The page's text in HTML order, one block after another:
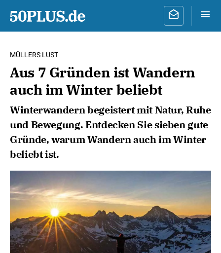
MÜLLERS LUST
Aus 7 Gründen ist Wandern
auch im Winter beliebt
Winterwandern begeistert mit Natur, Ruhe
und Bewegung. Entdecken Sie sieben gute
Gründe, warum Wandern auch im Winter
beliebt ist.